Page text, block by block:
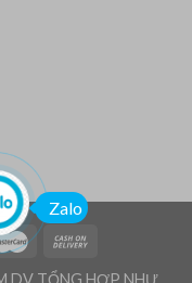
DV TỔNG HỢP NHƯ
Zalo